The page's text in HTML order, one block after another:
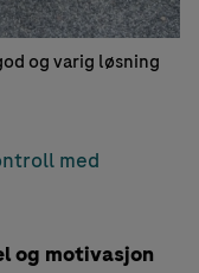
og varig løsning
med
og motivasjon